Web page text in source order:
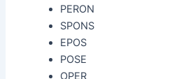
PERON
SPONS
EPOS
POSE
OPER